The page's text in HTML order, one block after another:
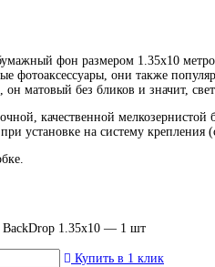
фон размером 1.35х10
фотоаксессуары, они также
он матовый без бликов и значит,
качественной
установке на систему
1.35x10 — 1 шт
Купить в 1 клик